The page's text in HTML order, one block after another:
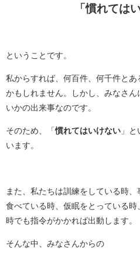
「慣れては
ということです。
私からすれば、何百件、何千件と
かもしれません。しかし、みなさ
いかの出来事なのです。
そのため、「慣れてはいけない 」
います。
また、私たちは訓練をしている時
食べている時、仮眠をとっている
時でも指令がかかれば出動します。
そんな中、みなさんからの